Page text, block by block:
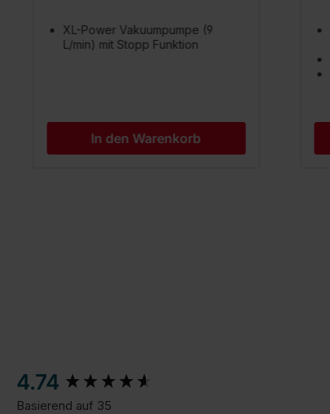
XL-Power Vakuumpumpe (9
L/min) mit Stopp Funktion
In den Warenkorb
4.74
Basierend auf 35
New content loaded